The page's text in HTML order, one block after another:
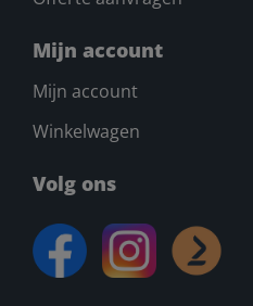
Mijn account
Mijn account
Winkelwagen
Volg ons